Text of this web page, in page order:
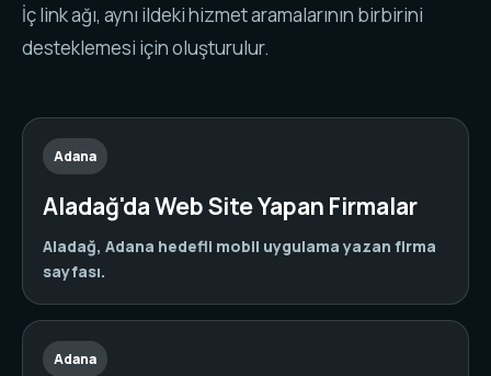
İç link ağı, aynı ildeki hizmet aramalarının birbirini
desteklemesi için oluşturulur.
Adana
Aladağ'da Web Site Yapan Firmalar
Aladağ, Adana hedefli mobil uygulama yazan firma
sayfası.
Adana